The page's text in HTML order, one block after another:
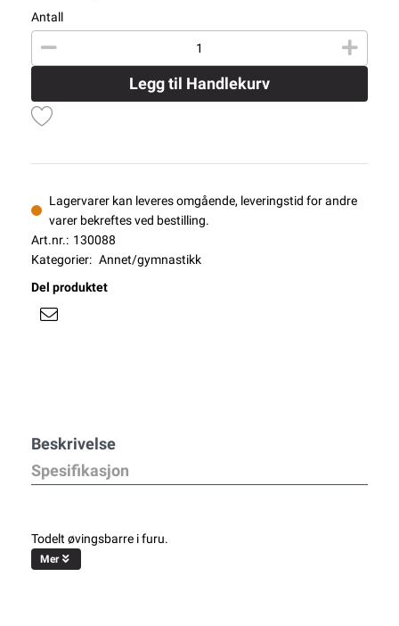
Antall
Legg til Handlekurv
Lagervarer kan leveres omgående, leveringstid for andre
varer bekreftes ved bestilling.
Art.nr.: 130088
Kategorier: Annet/gymnastikk
Del produktet
Beskrivelse
Spesifikasjon
Todelt øvingsbarre i furu.
Mer